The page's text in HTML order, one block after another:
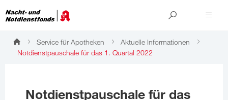
Service für Apotheken
Aktuelle Informationen
Notdienstpauschale für das 1. Quartal 2022
Notdienstpauschale für das